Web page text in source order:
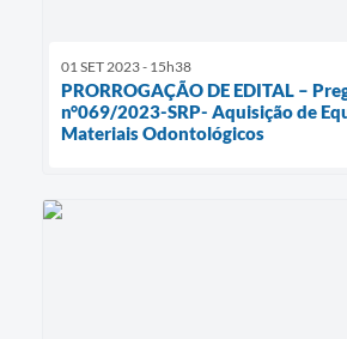
01 SET 2023 - 15h38
PRORROGAÇÃO DE EDITAL –
n°069/2023-SRP- Aquisição de
Materiais Odontológicos